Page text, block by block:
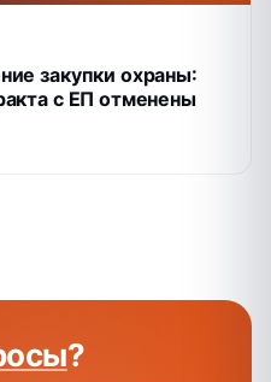
закупки охраны:
с ЕП отменены
?